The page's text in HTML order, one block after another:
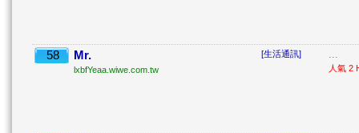
58 Mr.
lxbfYeaa.wiwe.com.tw
[生活通訊] ...
人氣 2